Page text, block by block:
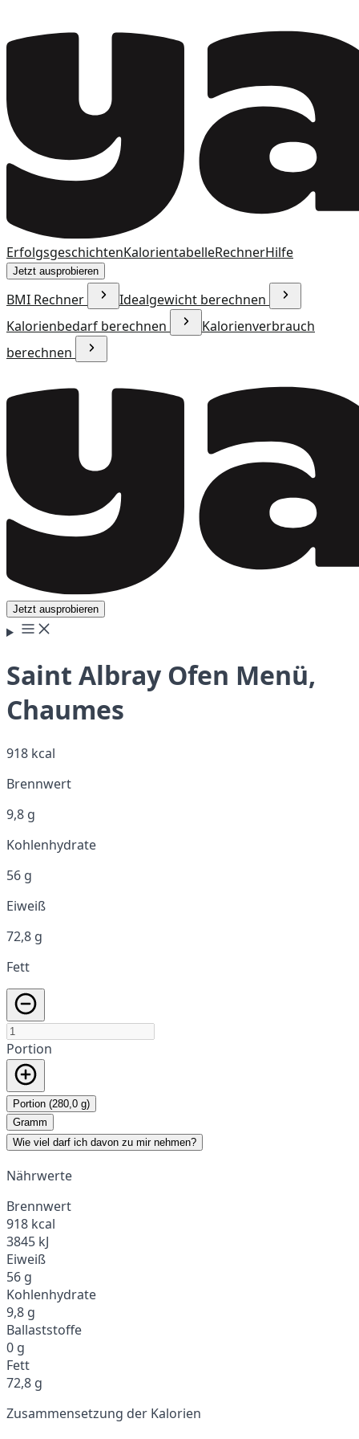
ErfolgsgeschichtenKalorientabelleRechnerHilfe
Jetzt ausprobieren
BMI Rechner
Idealgewicht berechnen
Kalorienbedarf berechnen
Kalorienverbrauch
berechnen
Jetzt ausprobieren
Saint Albray Ofen Menü,
Chaumes
918 kcal
Brennwert
9,8 g
Kohlenhydrate
56 g
Eiweiß
72,8 g
Fett
Portion
Portion (280,0 g)
Gramm
Wie viel darf ich davon zu mir nehmen?
Nährwerte
Brennwert
918 kcal
3845 kJ
Eiweiß
56 g
Kohlenhydrate
9,8 g
Ballaststoffe
0 g
Fett
72,8 g
Zusammensetzung der Kalorien